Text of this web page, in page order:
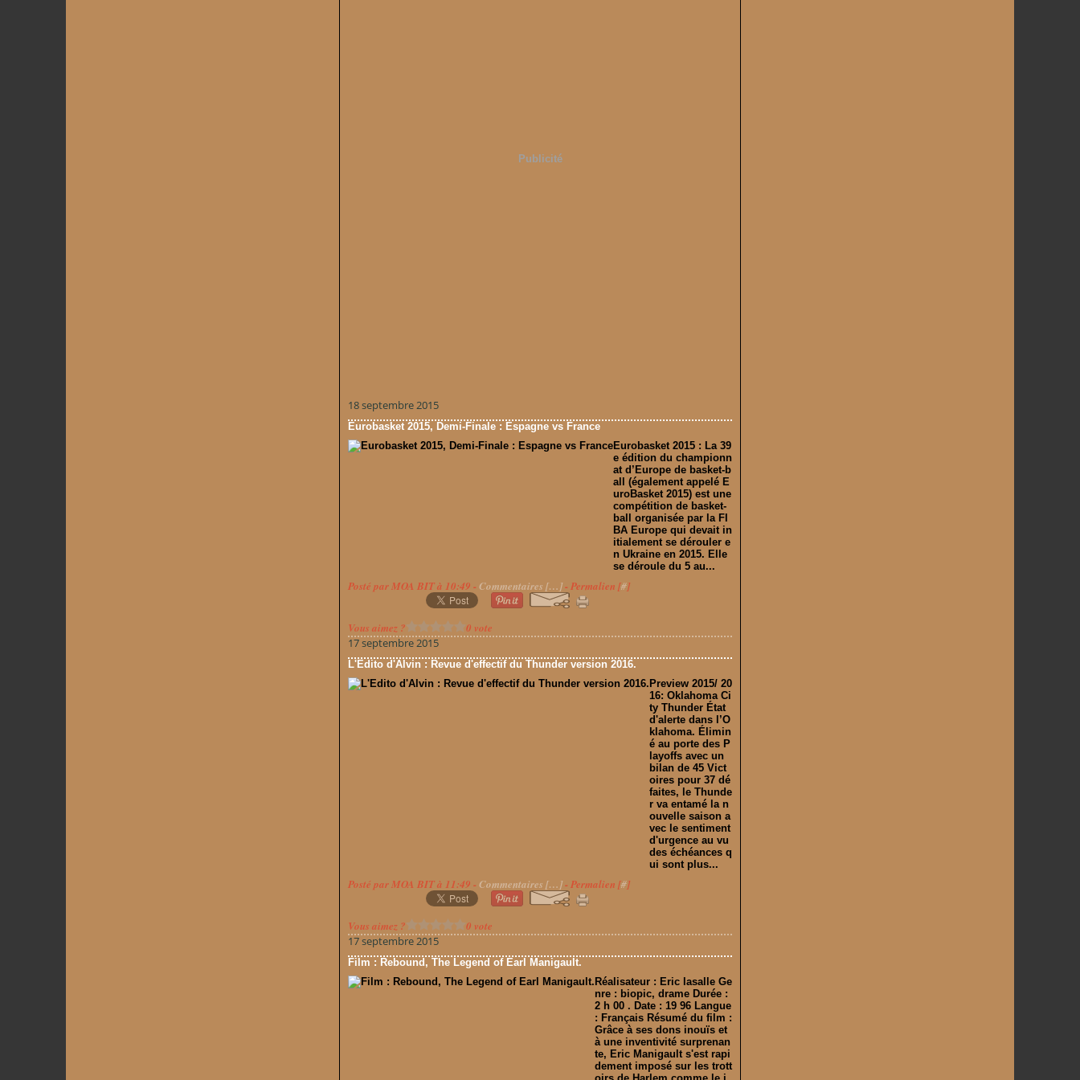
Publicité
18 septembre 2015
Eurobasket 2015, Demi-Finale : Espagne vs France
Eurobasket 2015 : La 39
e édition du championn
at d’Europe de basket-b
all (également appelé E
uroBasket 2015) est une
compétition de basket-
ball organisée par la FI
BA Europe qui devait in
itialement se dérouler e
n Ukraine en 2015. Elle
se déroule du 5 au...
Posté par MOA BIT à 10:49 - Commentaires […]- Permalien [#]
Vous aimez ?
0 vote
17 septembre 2015
L'Edito d'Alvin : Revue d'effectif du Thunder version 2016.
Preview 2015/ 20
16: Oklahoma Ci
ty Thunder État
d'alerte dans l’O
klahoma. Élimin
é au porte des P
layoffs avec un
bilan de 45 Vict
oires pour 37 dé
faites, le Thunde
r va entamé la n
ouvelle saison a
vec le sentiment
d'urgence au vu
des échéances q
ui sont plus...
Posté par MOA BIT à 11:49 - Commentaires […]- Permalien [#]
Vous aimez ?
0 vote
17 septembre 2015
Film : Rebound, The Legend of Earl Manigault.
Réalisateur : Eric lasalle Ge
nre : biopic, drame Durée :
2 h 00 . Date : 19 96 Langue
: Français Résumé du film :
Grâce à ses dons inouïs et
à une inventivité surprenan
te, Eric Manigault s'est rapi
dement imposé sur les trott